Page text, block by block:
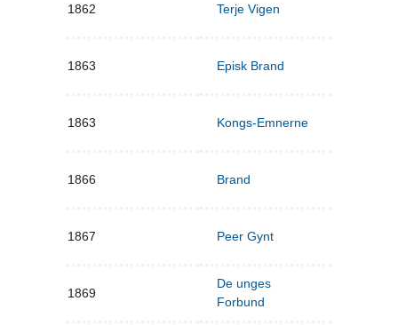
1862 Terje Vigen
1863 Episk Brand
1863 Kongs-Emnerne
1866 Brand
1867 Peer Gynt
1869
De unges
Forbund